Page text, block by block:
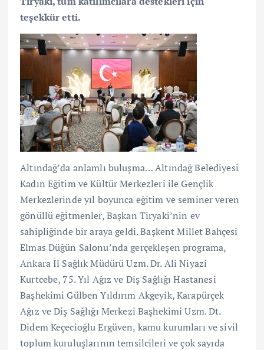
teşekkür etti.
Altındağ’da anlamlı buluşma… Altındağ Belediyesi
Kadın Eğitim ve Kültür Merkezleri ile Gençlik
Merkezlerinde yıl boyunca eğitim ve seminer veren
gönüllü eğitmenler, Başkan Tiryaki’nin ev
sahipliğinde bir araya geldi. Başkent Millet Bahçesi
Elmas Düğün Salonu’nda gerçekleşen programa,
Ankara İl Sağlık Müdürü Uzm. Dr. Ali Niyazi
Kurtcebe, 75. Yıl Ağız ve Diş Sağlığı Hastanesi
Başhekimi Gülben Yıldırım Akgeyik, Karapürçek
Ağız ve Diş Sağlığı Merkezi Başhekimi Uzm. Dt.
Didem Keçecioğlu Ergüven, kamu kurumları ve sivil
toplum kuruluşlarının temsilcileri ve çok sayıda